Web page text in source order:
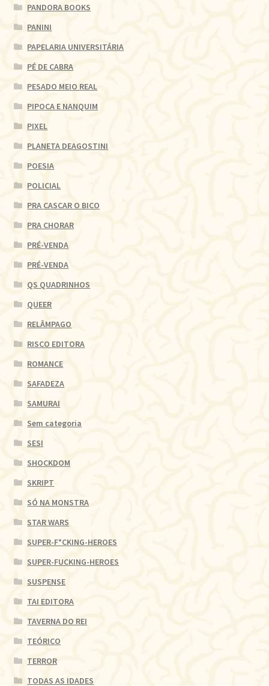
PANDORA BOOKS
PANINI
PAPELARIA UNIVERSITÁRIA
PÉ DE CABRA
PESADO MEIO REAL
PIPOCA E NANQUIM
PIXEL
PLANETA DEAGOSTINI
POESIA
POLICIAL
PRA CASCAR O BICO
PRA CHORAR
PRÉ-VENDA
PRÉ-VENDA
QS QUADRINHOS
QUEER
RELÂMPAGO
RISCO EDITORA
ROMANCE
SAFADEZA
SAMURAI
Sem categoria
SESI
SHOCKDOM
SKRIPT
SÓ NA MONSTRA
STAR WARS
SUPER-F*CKING-HEROES
SUPER-FUCKING-HEROES
SUSPENSE
TAI EDITORA
TAVERNA DO REI
TEÓRICO
TERROR
TODAS AS IDADES